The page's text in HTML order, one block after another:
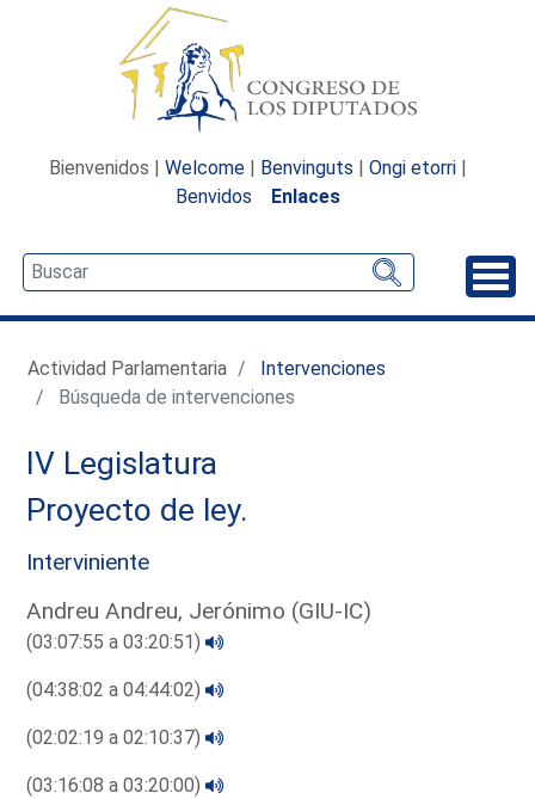
Bienvenidos | Welcome | Benvinguts | Ongi etorri |
Benvidos
Enlaces
Actividad Parlamentaria
Intervenciones
Búsqueda de intervenciones
IV Legislatura
Proyecto de ley.
Interviniente
Andreu Andreu, Jerónimo (GIU-IC)
(03:07:55 a 03:20:51)
(04:38:02 a 04:44:02)
(02:02:19 a 02:10:37)
(03:16:08 a 03:20:00)